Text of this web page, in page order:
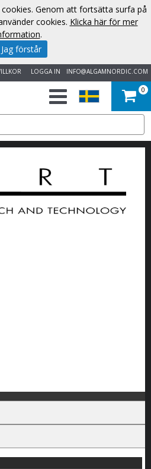
INFO@ALGAMNORDIC.COM
LOGGA IN
0
Genom att fortsätta surfa på
cookies. Klicka här för mer
.
Jag förstår